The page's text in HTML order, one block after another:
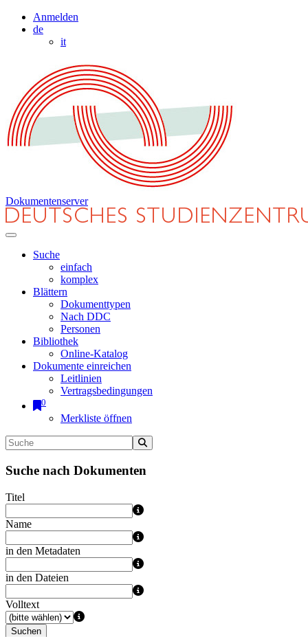
Anmelden
de
it
Dokumentenserver
Suche
einfach
komplex
Blättern
Dokumenttypen
Nach DDC
Personen
Bibliothek
Online-Katalog
Dokumente einreichen
Leitlinien
Vertragsbedingungen
0
Merkliste öffnen
Suche nach Dokumenten
Titel
Name
in den Metadaten
in den Dateien
Volltext
Suchen